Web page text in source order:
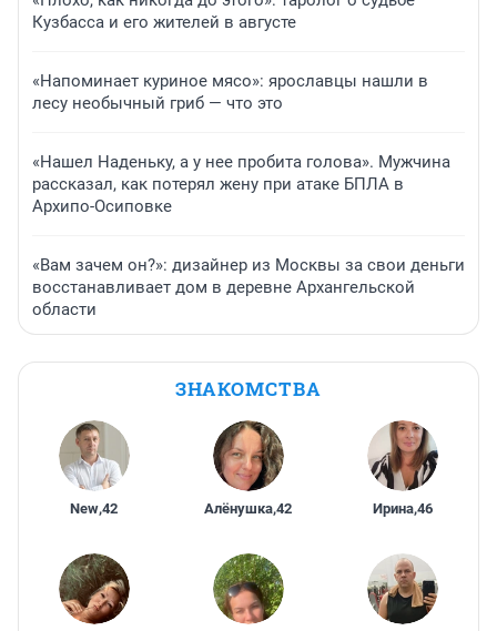
Кузбасса и его жителей в августе
«Напоминает куриное мясо»: ярославцы нашли в
лесу необычный гриб — что это
«Нашел Наденьку, а у нее пробита голова». Мужчина
рассказал, как потерял жену при атаке БПЛА в
Архипо-Осиповке
«Вам зачем он?»: дизайнер из Москвы за свои деньги
восстанавливает дом в деревне Архангельской
области
ЗНАКОМСТВА
New,42 Алёнушка,42 Ирина,46